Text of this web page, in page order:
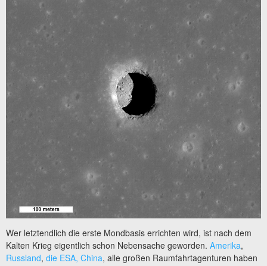
Wer letztendlich die erste Mondbasis errichten wird, ist nach dem
Kalten Krieg eigentlich schon Nebensache geworden. Amerika,
Russland, die ESA, China, alle großen Raumfahrtagenturen haben